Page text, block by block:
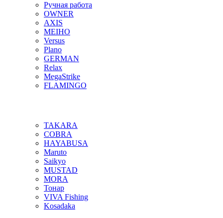
Ручная работа
OWNER
AXIS
MEIHO
Versus
Plano
GERMAN
Relax
MegaStrike
FLAMINGO
TAKARA
COBRA
HAYABUSA
Maruto
Saikyo
MUSTAD
MORA
Тонар
VIVA Fishing
Kosadaka